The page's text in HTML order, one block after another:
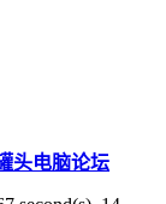
头电脑论坛